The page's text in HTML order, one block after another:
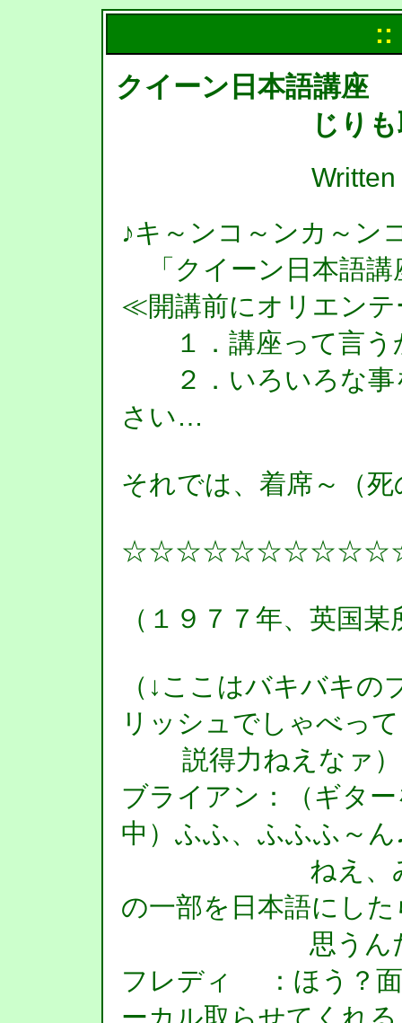
::
クイーン日本語講座
じり
♪キ～ンコ～ンカ～ン
「クイーン日本語講
≪開講前にオリエン
１．講座って言う
２．いろいろな事
さい…
それでは、着席～（
（１９７７年、英国
（↓ここはバキバキ
リッシュでしゃべっ
説得力ねえなァ）
ブライアン：（ギタ
中）ふふ、ふふふ～
ねえ、みんな
の一部を日本語にし
思うんだ
フレディ ：ほう？